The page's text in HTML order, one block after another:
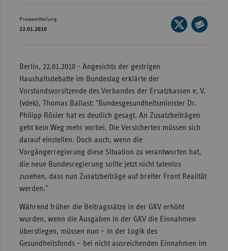
Pressemitteilung
22.01.2010
Seite
auf
teilen
Berlin, 22.01.2010 - Angesichts der gestrigen
Haushaltsdebatte im Bundestag erklärte der
Vorstandsvorsitzende des Verbandes der Ersatzkassen e. V.
(vdek), Thomas Ballast: "Bundesgesundheitsminister Dr.
Philipp Rösler hat es deutlich gesagt. An Zusatzbeiträgen
geht kein Weg mehr vorbei. Die Versicherten müssen sich
darauf einstellen. Doch auch, wenn die
Vorgängerregierung diese Situation zu verantworten hat,
die neue Bundesregierung sollte jetzt nicht tatenlos
zusehen, dass nun Zusatzbeiträge auf breiter Front Realität
werden."
Während früher die Beitragssätze in der GKV erhöht
wurden, wenn die Ausgaben in der GKV die Einnahmen
überstiegen, müssen nun – in der Logik des
Gesundheitsfonds – bei nicht ausreichenden Einnahmen im